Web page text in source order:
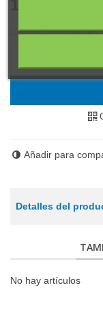
Últimas unidades en
-
Añadir para
Detalles del
No hay artículos